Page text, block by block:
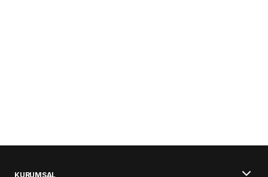
KURUMSAL